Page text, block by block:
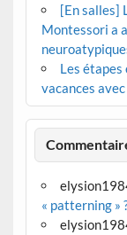
[En salles]
Montessori a
Les
vacances
« patterning »